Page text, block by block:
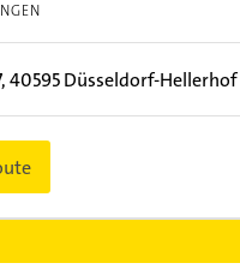
40595Düsseldorf-Hellerhof